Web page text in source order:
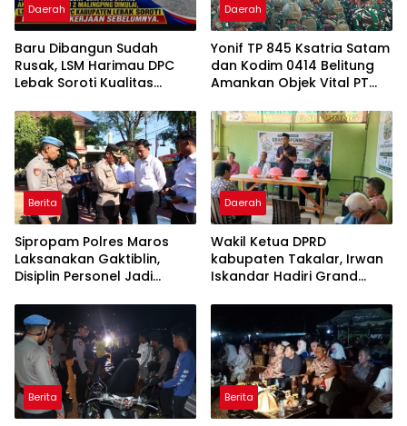
Daerah
Baru Dibangun Sudah
Rusak, LSM Harimau DPC
Lebak Soroti Kualitas
Cikeusik-Simpang Cijaku
Daerah
Yonif TP 845 Ksatria Satam
dan Kodim 0414 Belitung
Amankan Objek Vital PT
Penambang
Berita
Sipropam Polres Maros
Laksanakan Gaktiblin,
Disiplin Personel Jadi
Daerah
Wakil Ketua DPRD
kabupaten Takalar, Irwan
Iskandar Hadiri Grand
Pertama di Takalar,
Melayani Terapis Gratis
untuk Pasien Dhuafa dan
umum.
Berita Berita